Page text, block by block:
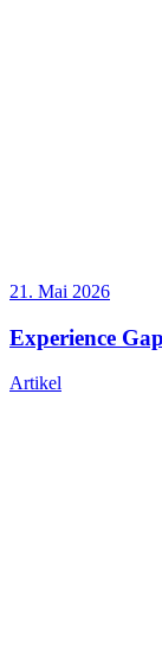
21. Mai 2026
Experience
Artikel